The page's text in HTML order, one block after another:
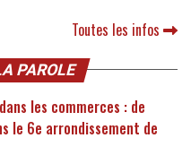
Toutes les infos
PAROLE
les commerces : de
le 6e arrondissement de